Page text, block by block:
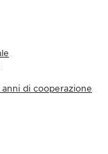
di cooperazione